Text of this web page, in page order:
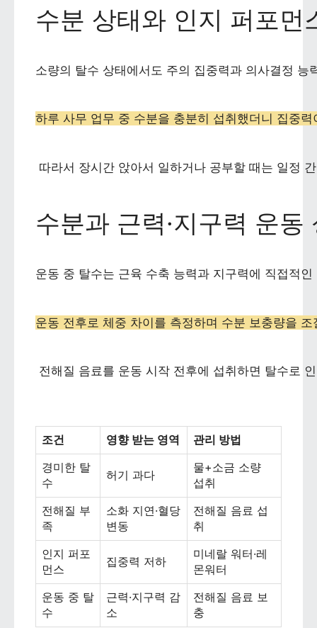
수분 상태와 인지 퍼포먼
소량의 탈수 상태에서도 주의 집중력과 의사결정
하루 사무 업무 중 수분을 충분히 섭취했더니 집중
따라서 장시간 앉아서 일하거나 공부할 때는 일정
수분과 근력·지구력 운동
운동 중 탈수는 근육 수축 능력과 지구력에 직접적
운동 전후로 체중 차이를 측정하며 수분 보충량을 조
전해질 음료를 운동 시작 전후에 섭취하면 탈수로
조건 영향 받는 영역
관리 방법
경미한 탈
수
허기 과다
물+소금 소량
섭취
전해질 부
족
소화 지연·혈당
변동
전해질 음료 섭
취
인지 퍼포
먼스
집중력 저하
미네랄 워터·레
몬워터
운동 중 탈
수
근력·지구력 감
소
전해질 음료 보
충